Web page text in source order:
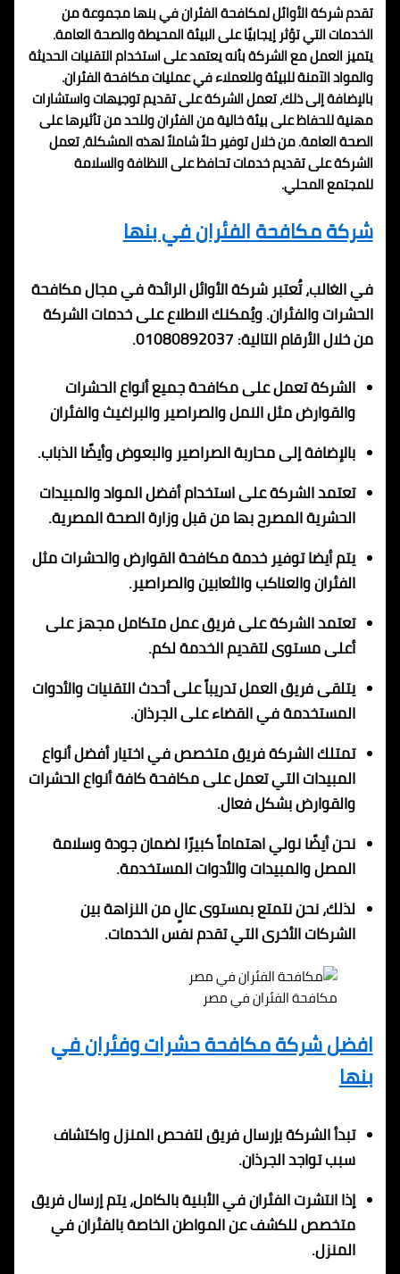
تقدم شركة الأوائل لمكافحة الفئران في بنها مجموعة من
الخدمات التي تؤثر إيجابيًا على البيئة المحيطة والصحة العامة.
يتميز العمل مع الشركة بأنه يعتمد على استخدام التقنيات الحديثة
والمواد الآمنة للبيئة وللعملاء في عمليات مكافحة الفئران.
بالإضافة إلى ذلك، تعمل الشركة على تقديم توجيهات واستشارات
مهنية للحفاظ على بيئة خالية من الفئران وللحد من تأثيرها على
الصحة العامة. من خلال توفير حلاً شاملاً لهذه المشكلة، تعمل
الشركة على تقديم خدمات تحافظ على النظافة والسلامة
للمجتمع المحلي.
شركة مكافحة الفئران في بنها
في الغالب، تُعتبر شركة الأوائل الرائدة في مجال مكافحة
الحشرات والفئران. ويُمكنك الاطلاع على خدمات الشركة
من خلال الأرقام التالية: 01080892037.
الشركة تعمل على مكافحة جميع أنواع الحشرات
والقوارض مثل النمل والصراصير والبراغيث والفئران
بالإضافة إلى محاربة الصراصير والبعوض وأيضًا الذباب.
تعتمد الشركة على استخدام أفضل المواد والمبيدات
الحشرية المصرح بها من قبل وزارة الصحة المصرية.
يتم أيضا توفير خدمة مكافحة القوارض والحشرات مثل
الفئران والعناكب والثعابين والصراصير.
تعتمد الشركة على فريق عمل متكامل مجهز على
أعلى مستوى لتقديم الخدمة لكم.
يتلقى فريق العمل تدريباً على أحدث التقنيات والأدوات
المستخدمة في القضاء على الجرذان.
تمتلك الشركة فريق متخصص في اختيار أفضل أنواع
المبيدات التي تعمل على مكافحة كافة أنواع الحشرات
والقوارض بشكل فعال.
نحن أيضًا نولي اهتماماً كبيرًا لضمان جودة وسلامة
المصل والمبيدات والأدوات المستخدمة.
لذلك، نحن نتمتع بمستوى عالٍ من النزاهة بين
الشركات الأخرى التي تقدم نفس الخدمات.
مكافحة الفئران في مصر
افضل شركة مكافحة حشرات وفئران في
بنها
تبدأ الشركة بإرسال فريق لتفحص المنزل واكتشاف
سبب تواجد الجرذان.
إذا انتشرت الفئران في الأبنية بالكامل، يتم إرسال فريق
متخصص للكشف عن المواطن الخاصة بالفئران في
المنزل.